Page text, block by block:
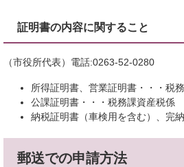
証明書の内容に関すること
（市役所代表）電話:0263-52-0280
所得証明書、営業証明書・・・税
公課証明書・・・税務課資産税係
納税証明書（車検用を含む）、完
郵送での申請方法